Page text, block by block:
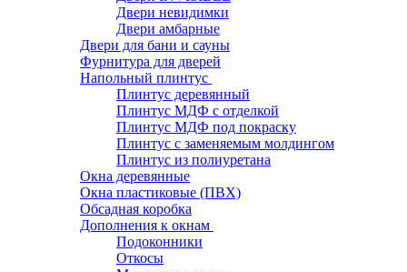
Двери невидимки
Двери амбарные
Двери для бани и сауны
Фурнитура для дверей
Напольный плинтус
Плинтус деревянный
Плинтус МДФ с отделкой
Плинтус МДФ под покраску
Плинтус с заменяемым молдингом
Плинтус из полиуретана
Окна деревянные
Окна пластиковые (ПВХ)
Обсадная коробка
Дополнения к окнам
Подоконники
Откосы